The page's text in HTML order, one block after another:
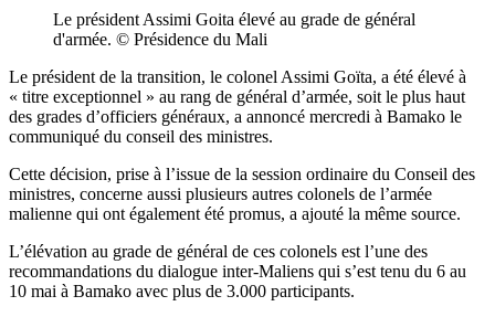
Le président Assimi Goita élevé au grade de général
d'armée. © Présidence du Mali
Le président de la transition, le colonel Assimi Goïta, a été élevé à
« titre exceptionnel » au rang de général d’armée, soit le plus haut
des grades d’officiers généraux, a annoncé mercredi à Bamako le
communiqué du conseil des ministres.
Cette décision, prise à l’issue de la session ordinaire du Conseil des
ministres, concerne aussi plusieurs autres colonels de l’armée
malienne qui ont également été promus, a ajouté la même source.
L’élévation au grade de général de ces colonels est l’une des
recommandations du dialogue inter-Maliens qui s’est tenu du 6 au
10 mai à Bamako avec plus de 3.000 participants.